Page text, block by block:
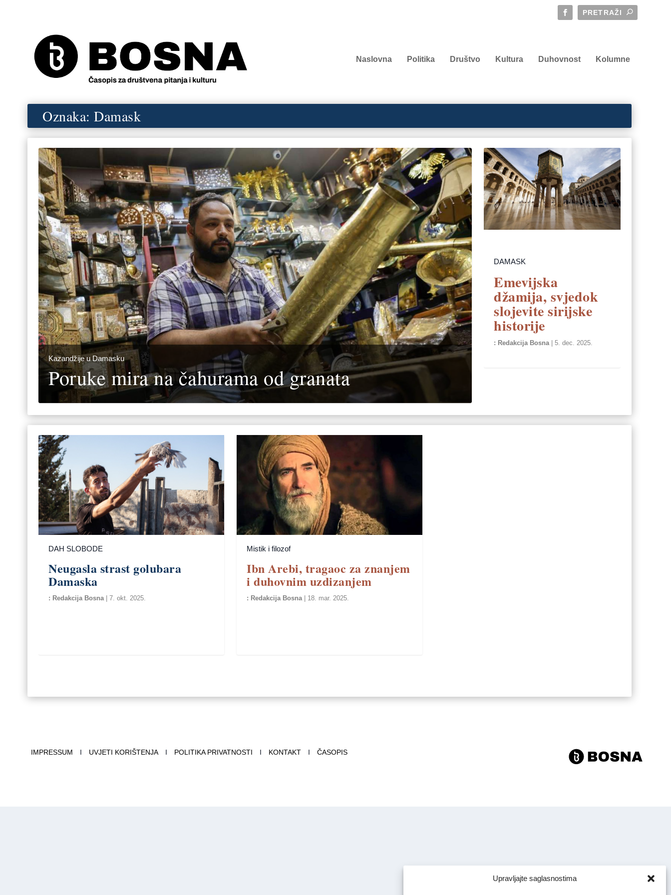
Upravljajte saglasnostima
Naslovna Politika Društvo Kultura Duhovnost Kolumne
Oznaka:Damask
Kazandžije u Damasku
Poruke mira na čahurama od granata
DAMASK
Emevijska
džamija, svjedok
slojevite sirijske
historije
Redakcija Bosna |5. dec. 2025.
DAH SLOBODE
Neugasla strast golubara
Damaska
Redakcija Bosna |7. okt. 2025.
Mistik i filozof
Ibn Arebi, tragaoc za znanjem
i duhovnim uzdizanjem
Redakcija Bosna | 18. mar. 2025.
IMPRESSUM I UVJETI KORIŠTENJA I POLITIKA PRIVATNOSTI I KONTAKT I ČASOPIS